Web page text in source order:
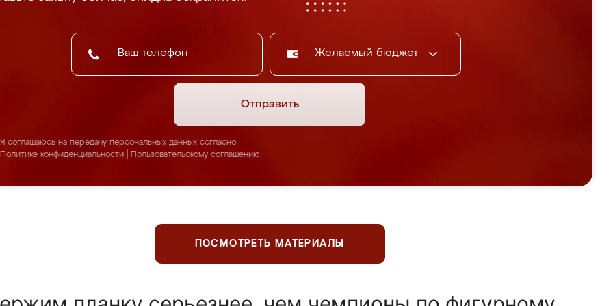
Желаемый бюджет
Отправить
Я соглашаюсь на передачу персональных данных согласно
Политике конфиденциальности
Пользовательскому соглашению
ПОСМОТРЕТЬ МАТЕРИАЛЫ